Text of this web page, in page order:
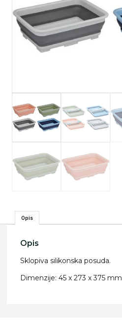
Opis
Opis
Sklopiva silikonska posuda.
Dimenzije: 45 x 273 x 375 mm